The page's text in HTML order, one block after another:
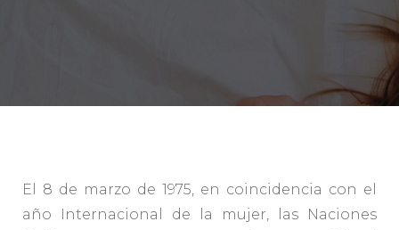
El 8 de marzo de 1975, en coincidencia con el
año Internacional de la mujer, las Naciones